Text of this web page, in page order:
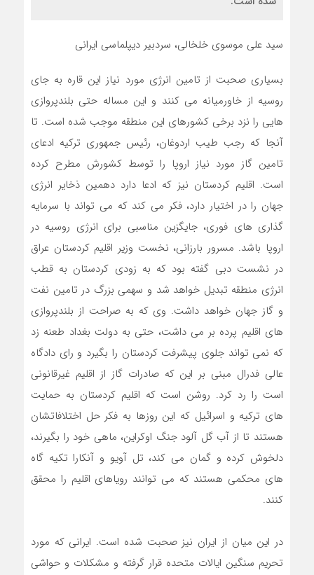
سید علی موسوی خلخالی، سردبیر دیپلماسی ایرانی
بسیاری صحبت از تامین انرژی مورد نیاز این قاره به جای
روسیه از خاورمیانه می کنند و این مساله حتی بلندپروازی
هایی را نزد برخی کشورهای این منطقه موجب شده است. تا
آنجا که رجب طیب اردوغان، رئیس جمهوری ترکیه ادعای
تامین گاز مورد نیاز اروپا را توسط کشورش مطرح کرده
است. اقلیم کردستان نیز که ادعا دارد دهمین ذخایر انرژی
جهان را در اختیار دارد، فکر می کند که می تواند با سرمایه
گذاری های فوری، جایگزین مناسبی برای انرژی روسیه در
اروپا باشد. مسرور بارزانی، نخست وزیر اقلیم کردستان عراق
در نشست دبی گفته بود که به زودی کردستان به قطب
انرژی منطقه تبدیل خواهد شد و سهمی بزرگ در تامین نفت
و گاز جهان خواهد داشت. وی که به صراحت از بلندپروازی
های اقلیم پرده بر می داشت، حتی به دولت بغداد طعنه زد
که نمی تواند جلوی پیشرفت کردستان را بگیرد و رای دادگاه
عالی فدرال مبنی بر این که صادرات گاز از اقلیم غیرقانونی
است را رد کرد. روشن است که اقلیم کردستان به حمایت
های ترکیه و اسرائیل که این روزها به فکر حل اختلافاتشان
هستند تا از آب گل آلود جنگ اوکراین، ماهی خود را بگیرند،
دلخوش کرده و گمان می کند، تل آویو و آنکارا تکیه گاه
های محکمی هستند که می توانند رویاهای اقلیم را محقق
کنند.
در این میان از ایران نیز صحبت شده است. ایرانی که مورد
تحریم سنگین ایالات متحده قرار گرفته و مشکلات و حواشی